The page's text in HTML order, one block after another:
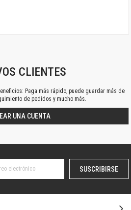
CLIENTES
Paga más rápido, puede guardar más de
de pedidos y mucho más.
UNA CUENTA
SUSCRIBIRSE